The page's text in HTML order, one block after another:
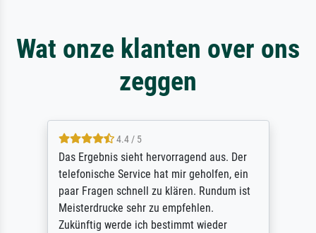
Wat onze klanten over ons
zeggen
4.4 / 5
Das Ergebnis sieht hervorragend aus. Der
telefonische Service hat mir geholfen, ein
paar Fragen schnell zu klären. Rundum ist
Meisterdrucke sehr zu empfehlen.
Zukünftig werde ich bestimmt wieder